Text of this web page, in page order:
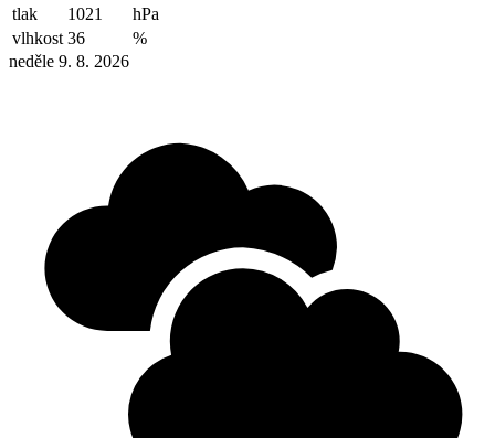
tlak
1021
hPa
vlhkost 36
%
neděle 9. 8. 2026